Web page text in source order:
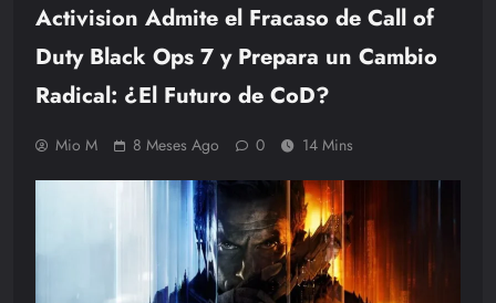
–
Nintendo,
Playstac
Activision Admite el Fracaso de Call of
Duty Black Ops 7 y Prepara un Cambio
Radical: ¿El Futuro de CoD?
Mio M 8 Meses Ago 0 14 Mins